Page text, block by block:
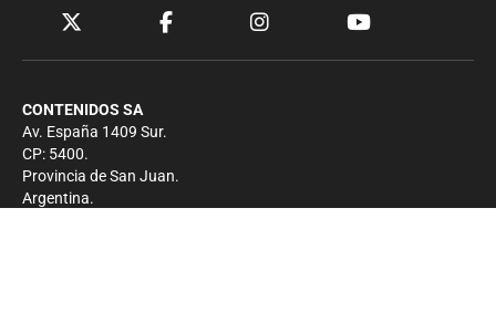
CONTENIDOS SA
Av. España 1409 Sur.
CP: 5400.
Provincia de San Juan.
Argentina.